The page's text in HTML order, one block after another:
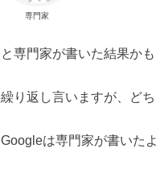
専門家
と専門家が書いた結果かも
繰り返し言いますが、ど
Googleは専門家が書いた